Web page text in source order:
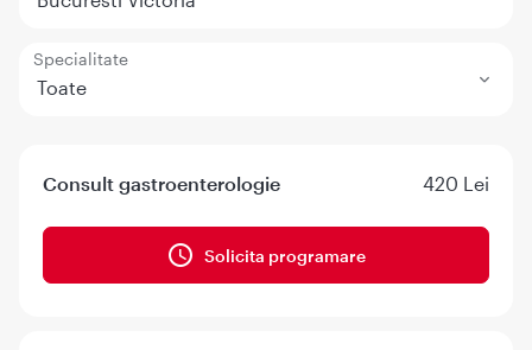
Specialitate
Toate
Consult gastroenterologie 420 Lei
Solicita programare